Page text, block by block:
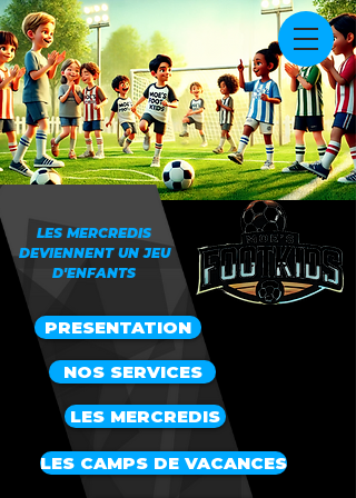
PRESENTATION
NOS SERVICES
LES MERCREDIS
DEVIENNENT UN JEU
D'ENFANTS
LES MERCREDIS
LES CAMPS DE VACANCES